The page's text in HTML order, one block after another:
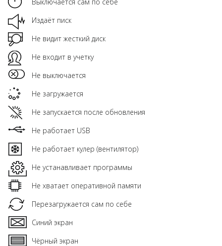
Издаёт писк
Не видит жесткий диск
Не входит в учетку
Не выключается
Не загружается
Не запускается после обновления
Не работает USB
Не работает кулер (вентилятор)
Не устанавливает программы
Не хватает оперативной памяти
Перезагружается сам по себе
Синий экран
Чёрный экран